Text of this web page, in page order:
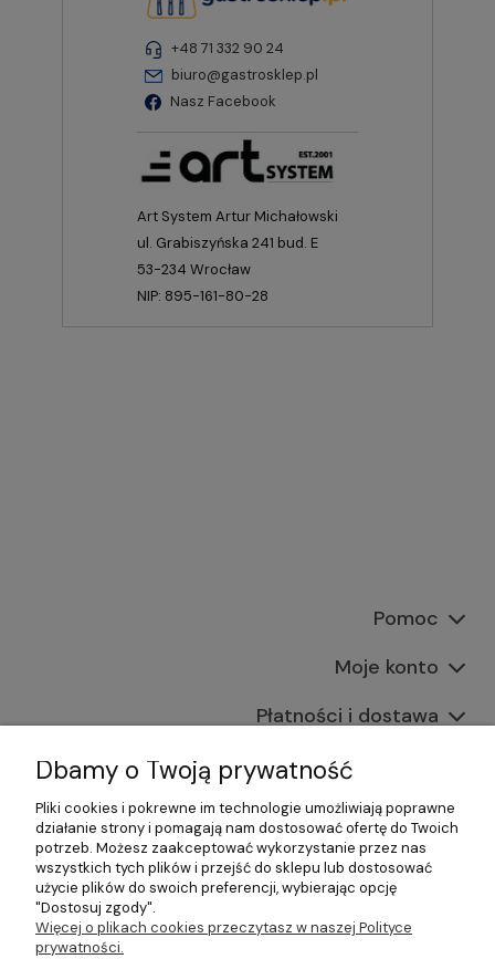
+48 71 332 90 24
biuro@gastrosklep.pl
Nasz Facebook
Art System Artur Michałowski
ul. Grabiszyńska 241 bud. E
53-234 Wrocław
NIP: 895-161-80-28
Pomoc
Moje konto
Płatności i dostawa
Informacje
O nas
©2026 Wszelkie Prawa Zastrzeżone | Gastrosklep |
Wyposażenie gastronomii, restauracji oraz barów
Dbamy o Twoją prywatność
Pliki cookies i pokrewne im technologie umożliwiają poprawne
działanie strony i pomagają nam dostosować ofertę do Twoich
potrzeb. Możesz zaakceptować wykorzystanie przez nas
wszystkich tych plików i przejść do sklepu lub dostosować
użycie plików do swoich preferencji, wybierając opcję
"Dostosuj zgody".
Więcej o plikach cookies przeczytasz w naszej Polityce
prywatności.